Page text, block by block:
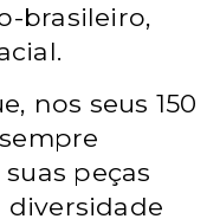
brasileiro,
nos seus 150
peças
diversidade